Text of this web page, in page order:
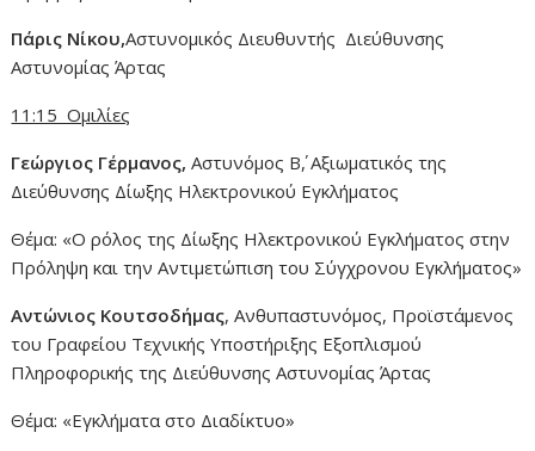
Πάρις Νίκου,Αστυνομικός Διευθυντής Διεύθυνσης
Αστυνομίας Άρτας
11:15 Ομιλίες
Γεώργιος Γέρμανος, Αστυνόμος Β΄, Αξιωματικός της
Διεύθυνσης Δίωξης Ηλεκτρονικού Εγκλήματος
Θέμα: «Ο ρόλος της Δίωξης Ηλεκτρονικού Εγκλήματος στην
Πρόληψη και την Αντιμετώπιση του Σύγχρονου Εγκλήματος»
Αντώνιος Κουτσοδήμας, Ανθυπαστυνόμος, Προϊστάμενος
του Γραφείου Τεχνικής Υποστήριξης Εξοπλισμού
Πληροφορικής της Διεύθυνσης Αστυνομίας Άρτας
Θέμα: «Εγκλήματα στο Διαδίκτυο»